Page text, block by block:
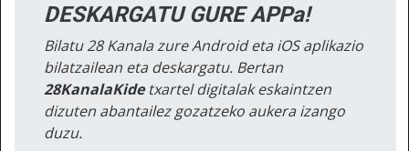
DESKARGATU GURE APPa!
Bilatu 28 Kanala zure Android eta iOS aplikazio
bilatzailean eta deskargatu. Bertan
28KanalaKidetxartel digitalak eskaintzen
dizuten abantailez gozatzeko aukera izango
duzu.